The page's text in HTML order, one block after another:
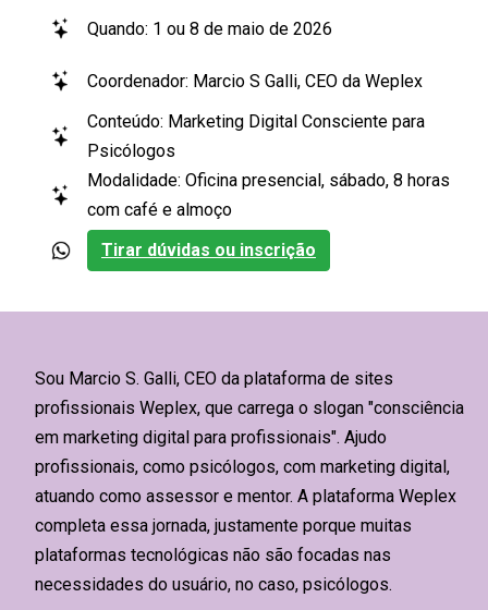
Quando: 1 ou 8 de maio de 2026
Coordenador: Marcio S Galli, CEO da Weplex
Conteúdo: Marketing Digital Consciente para
Psicólogos
Modalidade: Oficina presencial, sábado, 8 horas
com café e almoço
Tirar dúvidas ou inscrição
Sou Marcio S. Galli, CEO da plataforma de sites
profissionais Weplex, que carrega o slogan "consciência
em marketing digital para profissionais". Ajudo
profissionais, como psicólogos, com marketing digital,
atuando como assessor e mentor. A plataforma Weplex
completa essa jornada, justamente porque muitas
plataformas tecnológicas não são focadas nas
necessidades do usuário, no caso, psicólogos.